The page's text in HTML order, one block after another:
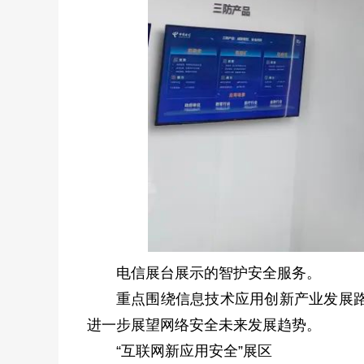
电信展台展示的智护安全服务。
重点围绕信息技术应用创新产业发展
进一步展望网络安全未来发展趋势。
“互联网新应用安全”展区